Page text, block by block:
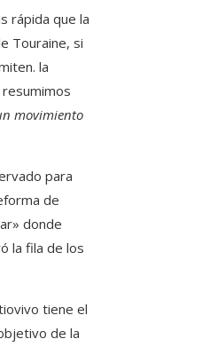
rápida que la
Touraine, si
la
resumimos
movimiento
para
de
donde
la fila de los
tiene el
de la